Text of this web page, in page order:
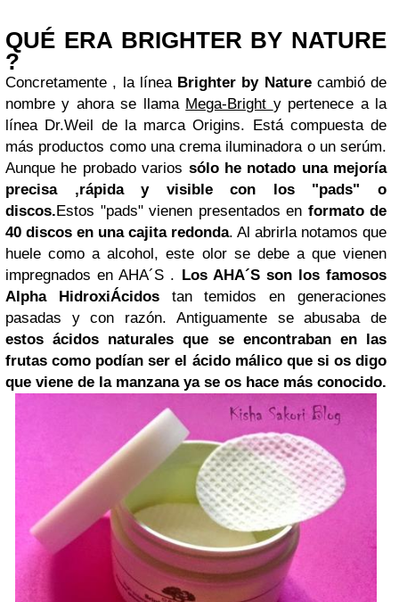
QUÉ ERA BRIGHTER BY NATURE
?
Concretamente , la línea Brighter by Naturecambió de
nombre y ahora se llama Mega-Bright y pertenece a la
línea Dr.Weil de la marca Origins. Está compuesta de
más productos como una crema iluminadora o un serúm.
Aunque he probado varios sólo he notado una mejoría
precisa ,rápida y visible con los "pads" o
discos. Estos "pads" vienen presentados en formato de
40 discos en una cajita redonda. Al abrirla notamos que
huele como a alcohol, este olor se debe a que vienen
impregnados en AHA´S .
Los AHA´S son los famosos
Alpha HidroxiÁcidostan temidos en generaciones
pasadas y con razón. Antiguamente se abusaba de
estos ácidos naturales que se encontraban en las
frutas como podían ser el ácido málico que si os digo
que viene de la manzana ya se os hace más conocido.